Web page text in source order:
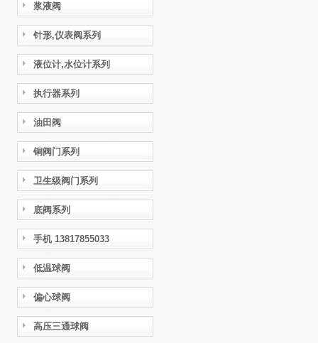
浆液阀
针形,仪表阀系列
液位计,水位计系列
执行器系列
油田阀
铜阀门系列
卫生级阀门系列
底阀系列
手机 13817855033
低温球阀
偏心球阀
高压三通球阀